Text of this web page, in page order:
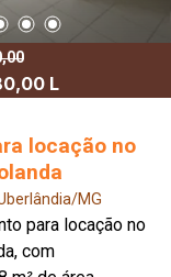
L
locação no
MG
para locação no
com